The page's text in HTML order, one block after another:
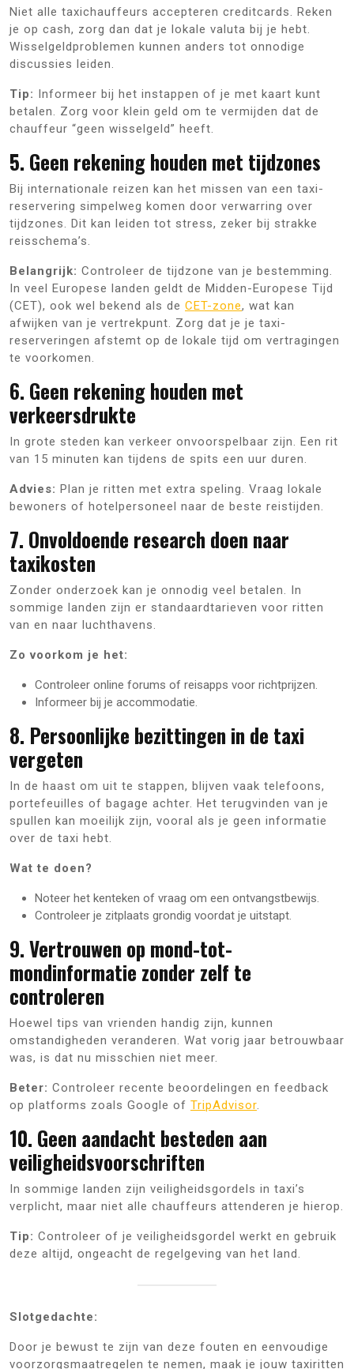
Niet alle taxichauffeurs accepteren creditcards. Reken
je op cash, zorg dan dat je lokale valuta bij je hebt.
Wisselgeldproblemen kunnen anders tot onnodige
discussies leiden.
Tip: Informeer bij het instappen of je met kaart kunt
betalen. Zorg voor klein geld om te vermijden dat de
chauffeur “geen wisselgeld” heeft.
5. Geen rekening houden met tijdzones
Bij internationale reizen kan het missen van een taxi-
reservering simpelweg komen door verwarring over
tijdzones. Dit kan leiden tot stress, zeker bij strakke
reisschema’s.
Belangrijk: Controleer de tijdzone van je bestemming.
In veel Europese landen geldt de Midden-Europese Tijd
(CET), ook wel bekend als de CET-zone, wat kan
afwijken van je vertrekpunt. Zorg dat je je taxi-
reserveringen afstemt op de lokale tijd om vertragingen
te voorkomen.
6. Geen rekening houden met
verkeersdrukte
In grote steden kan verkeer onvoorspelbaar zijn. Een rit
van 15 minuten kan tijdens de spits een uur duren.
Advies: Plan je ritten met extra speling. Vraag lokale
bewoners of hotelpersoneel naar de beste reistijden.
7. Onvoldoende research doen naar
taxikosten
Zonder onderzoek kan je onnodig veel betalen. In
sommige landen zijn er standaardtarieven voor ritten
van en naar luchthavens.
Zo voorkom je het:
Controleer online forums of reisapps voor richtprijzen.
Informeer bij je accommodatie.
8. Persoonlijke bezittingen in de taxi
vergeten
In de haast om uit te stappen, blijven vaak telefoons,
portefeuilles of bagage achter. Het terugvinden van je
spullen kan moeilijk zijn, vooral als je geen informatie
over de taxi hebt.
Wat te doen?
Noteer het kenteken of vraag om een ontvangstbewijs.
Controleer je zitplaats grondig voordat je uitstapt.
9. Vertrouwen op mond-tot-
mondinformatie zonder zelf te
controleren
Hoewel tips van vrienden handig zijn, kunnen
omstandigheden veranderen. Wat vorig jaar betrouwbaar
was, is dat nu misschien niet meer.
Beter: Controleer recente beoordelingen en feedback
op platforms zoals Google of TripAdvisor.
10. Geen aandacht besteden aan
veiligheidsvoorschriften
In sommige landen zijn veiligheidsgordels in taxi’s
verplicht, maar niet alle chauffeurs attenderen je hierop.
Tip: Controleer of je veiligheidsgordel werkt en gebruik
deze altijd, ongeacht de regelgeving van het land.
Slotgedachte:
Door je bewust te zijn van deze fouten en eenvoudige
voorzorgsmaatregelen te nemen, maak je jouw taxiritten